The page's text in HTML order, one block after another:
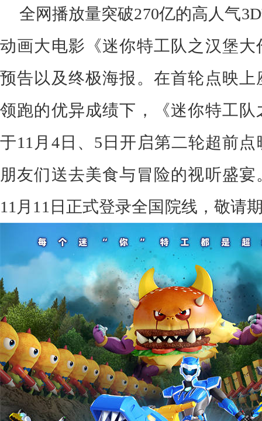
全网播放量突破270亿的高人气
动画大电影 《迷你特工队之汉堡
预告以及终极海报。在首轮点映
领跑的优异成绩下，《迷你特工
于11月4日、5日开启第二轮超前
朋友们送去美食与冒险的视听盛
11月11日正式登录全国院线，敬请